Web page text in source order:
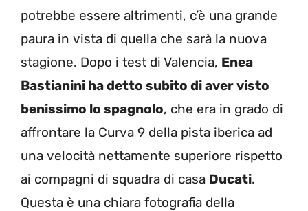
potrebbe essere altrimenti, c’è una grande
paura in vista di quella che sarà la nuova
stagione. Dopo i test di Valencia, Enea
Bastianini ha detto subito di aver visto
benissimo lo spagnolo, che era in grado di
affrontare la Curva 9 della pista iberica ad
una velocità nettamente superiore rispetto
ai compagni di squadra di casa Ducati.
Questa è una chiara fotografia della